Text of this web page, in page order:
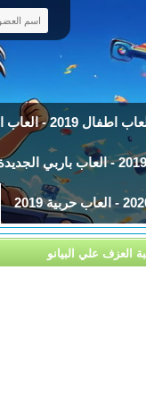
اطفال 2019 - العاب اطفال جديدة 2020
العزف علي البيانو